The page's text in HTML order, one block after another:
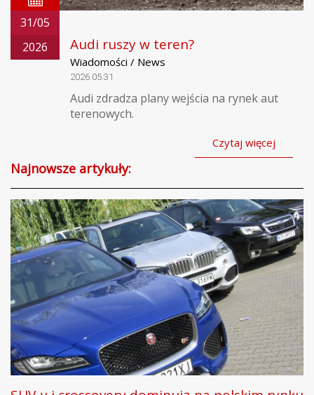
31/05
2026
Audi ruszy w teren?
Wiadomości / News
2026.05.31
Audi zdradza plany wejścia na rynek aut
terenowych.
Czytaj więcej
Najnowsze artykuły: